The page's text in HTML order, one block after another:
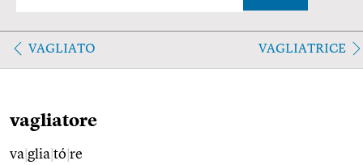
VAGLIATO VAGLIATRICE
vagliatore
va glia tó re